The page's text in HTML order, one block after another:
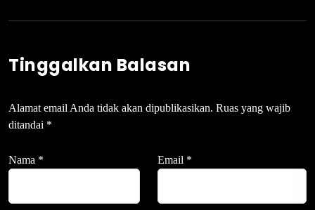
Tinggalkan Balasan
Alamat email Anda tidak akan dipublikasikan. Ruas yang wajib
ditandai *
Nama * Email *